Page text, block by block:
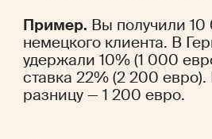
Пример. Вы получили
немецкого клиента. В
удержали 10% (1 000
ставка 22% (2 200
разницу — 1 200 евро.